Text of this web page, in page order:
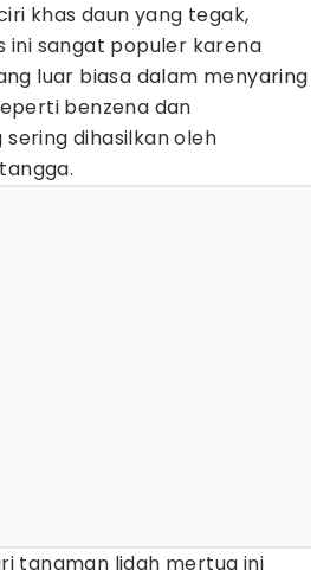
khas daun yang tegak,
ini sangat populer karena
luar biasa dalam menyaring
benzena dan
dihasilkan oleh
tanaman lidah mertua ini